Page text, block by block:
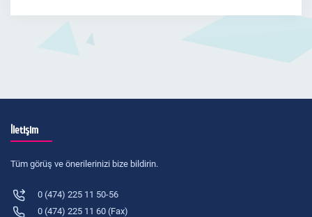
İletişim
Tüm görüş ve önerilerinizi bize bildirin.
0 (474) 225 11 50-56
0 (474) 225 11 60 (Fax)